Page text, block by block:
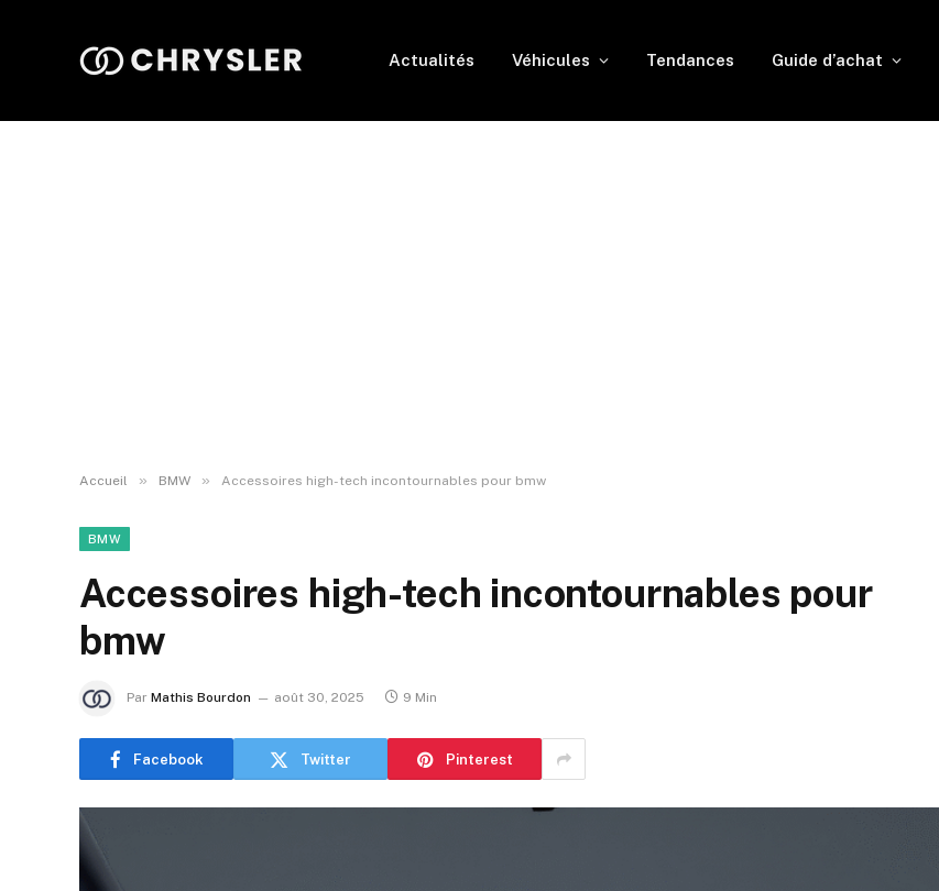
Actualités Véhicules Tendances Guide d’achat
Accueil » BMW » Accessoires high-tech incontournables pour bmw
BMW
Accessoires high-tech incontournables pour
bmw
Par Mathis Bourdon août 30, 2025 9 Min
Facebook Twitter Pinterest